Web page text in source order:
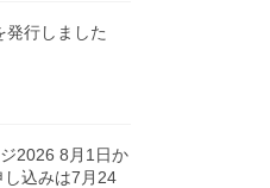
発行しました
2026 8月1日か
し込みは7月24